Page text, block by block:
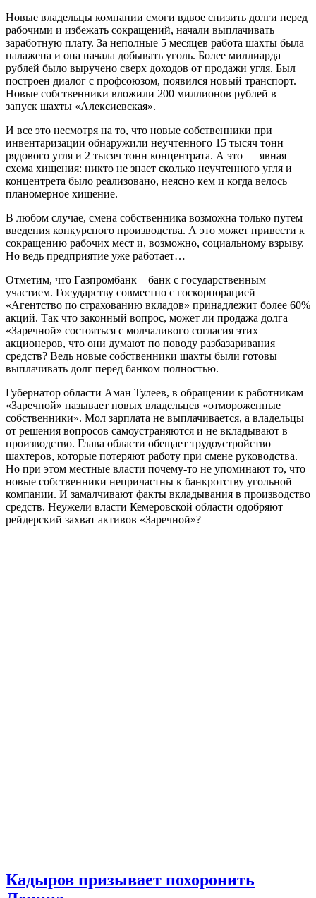
Новые владельцы компании смоги вдвое снизить долги перед
рабочими и избежать сокращений, начали выплачивать
заработную плату. За неполные 5 месяцев работа шахты была
налажена и она начала добывать уголь. Более миллиарда
рублей было выручено сверх доходов от продажи угля. Был
построен диалог с профсоюзом, появился новый транспорт.
Новые собственники вложили 200 миллионов рублей в
запуск шахты «Алексиевская».
И все это несмотря на то, что новые собственники при
инвентаризации обнаружили неучтенного 15 тысяч тонн
рядового угля и 2 тысяч тонн концентрата. А это — явная
схема хищения: никто не знает сколько неучтенного угля и
концентрета было реализовано, неясно кем и когда велось
планомерное хищение.
В любом случае, смена собственника возможна только путем
введения конкурсного производства. А это может привести к
сокращению рабочих мест и, возможно, социальному взрыву.
Но ведь предприятие уже работает…
Отметим, что Газпромбанк – банк с государственным
участием. Государству совместно с госкорпорацией
«Агентство по страхованию вкладов» принадлежит более 60%
акций. Так что законный вопрос, может ли продажа долга
«Заречной» состояться с молчаливого согласия этих
акционеров, что они думают по поводу разбазаривания
средств? Ведь новые собственники шахты были готовы
выплачивать долг перед банком полностью.
Губернатор области Аман Тулеев, в обращении к работникам
«Заречной» называет новых владельцев «отмороженные
собственники». Мол зарплата не выплачивается, а владельцы
от решения вопросов самоустраняются и не вкладывают в
производство. Глава области обещает трудоустройство
шахтеров, которые потеряют работу при смене руководства.
Но при этом местные власти почему-то не упоминают то, что
новые собственники непричастны к банкротству угольной
компании. И замалчивают факты вкладывания в производство
средств. Неужели власти Кемеровской области одобряют
рейдерский захват активов «Заречной»?
Кадыров призывает похоронить